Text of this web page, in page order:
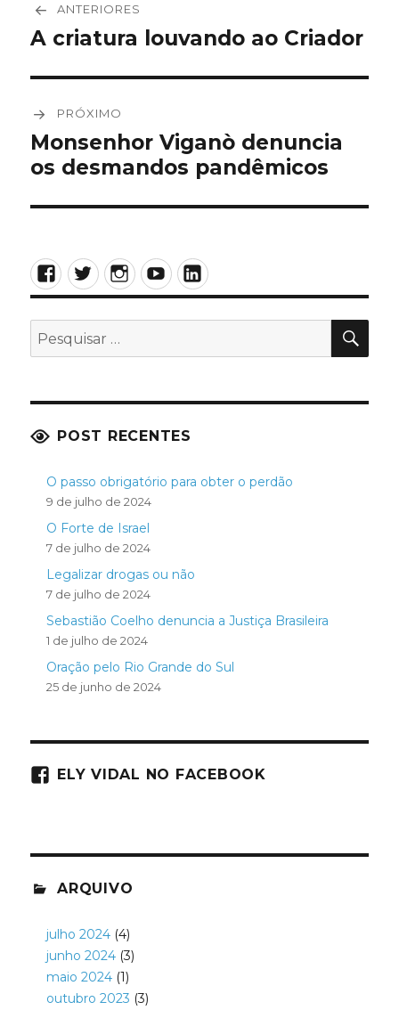
de
ANTERIORES
Post
A criatura louvando ao Criador
PRÓXIMO
Próximo
post:
Monsenhor Viganò denuncia
os desmandos pandêmicos
Facebook
TwitterInstagram
YouTubeLinkedIn
Pesquisar
POST RECENTES
O passo obrigatório para obter o perdão
9 de julho de 2024
O Forte de Israel
7 de julho de 2024
Legalizar drogas ou não
7 de julho de 2024
Sebastião Coelho denuncia a Justiça Brasileira
1 de julho de 2024
Oração pelo Rio Grande do Sul
25 de junho de 2024
ELY VIDAL NO FACEBOOK
ARQUIVO
julho 2024(4)
junho 2024(3)
maio 2024(1)
outubro 2023 (3)